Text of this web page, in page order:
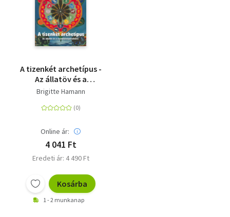
A tizenkét archetípus -
Az állatöv és a
személyiségstruktúra
Brigitte Hamann
Online ár:
4 041 Ft
Eredeti ár: 4 490 Ft
Kosárba
1 - 2 munkanap